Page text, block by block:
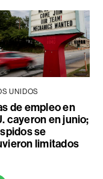
UNIDOS
de empleo en
cayeron en junio;
se
limitados